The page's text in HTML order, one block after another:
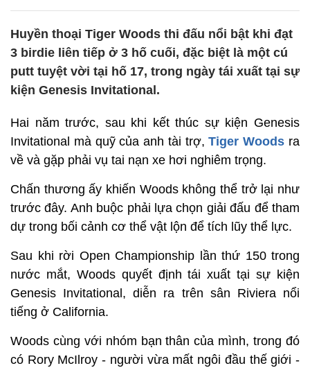
Huyền thoại Tiger Woods thi đấu nổi bật khi đạt
3 birdie liên tiếp ở 3 hố cuối, đặc biệt là một cú
putt tuyệt vời tại hố 17, trong ngày tái xuất tại sự
kiện Genesis Invitational.
Hai năm trước, sau khi kết thúc sự kiện Genesis
Invitational mà quỹ của anh tài trợ,Tiger Woods ra
về và gặp phải vụ tai nạn xe hơi nghiêm trọng.
Chấn thương ấy khiến Woods không thể trở lại như
trước đây. Anh buộc phải lựa chọn giải đấu để tham
dự trong bối cảnh cơ thể vật lộn để tích lũy thể lực.
Sau khi rời Open Championship lần thứ 150 trong
nước mắt, Woods quyết định tái xuất tại sự kiện
Genesis Invitational, diễn ra trên sân Riviera nổi
tiếng ở California.
Woods cùng với nhóm bạn thân của mình, trong đó
có Rory McIlroy - người vừa mất ngôi đầu thế giới -